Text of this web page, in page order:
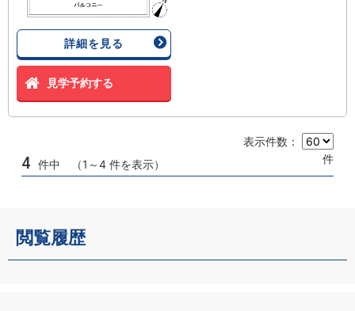
詳細を見る
見学予約する
4 件中 （1～4 件を表示）
表示件数：
件
閲覧履歴